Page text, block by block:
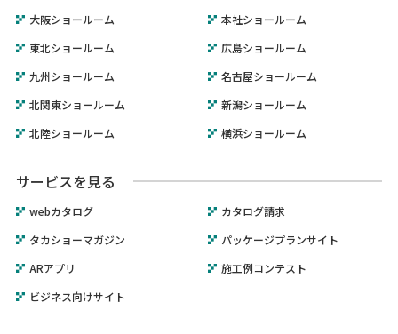
大阪ショールーム
本社ショールーム
東北ショールーム
広島ショールーム
九州ショールーム
名古屋ショールーム
北関東ショールーム
新潟ショールーム
北陸ショールーム
横浜ショールーム
サービスを見る
webカタログ
カタログ請求
タカショーマガジン
パッケージプランサイト
ARアプリ
施工例コンテスト
ビジネス向けサイト